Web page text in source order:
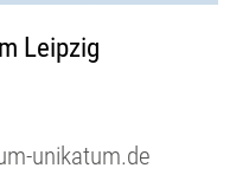
Leipzig
unikatum.de